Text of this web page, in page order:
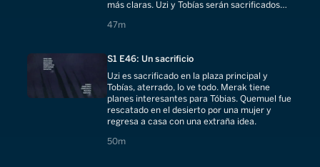
más claras. Uzi y Tobías serán sacrificados
47m
47 minutes
S1 E46: Un sacrificio
Uzi es sacrificado en la plaza principal y
Tobías, aterrado, lo ve todo. Merak tiene
planes interesantes para Tóbias. Quemuel fue
rescatado en el desierto por una mujer y
regresa a casa con una extraña idea.
50m
50 minutes